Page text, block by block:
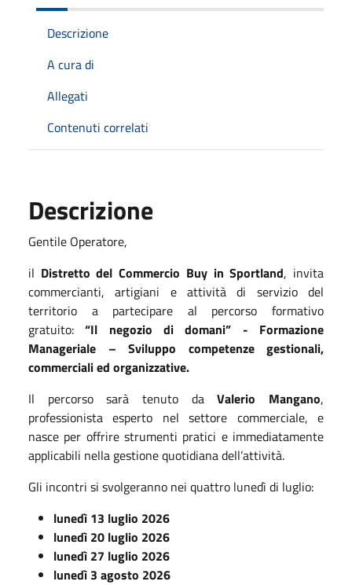
Descrizione
A cura di
Allegati
Contenuti correlati
Descrizione
Gentile Operatore,
il Distretto del Commercio Buy in Sportland, invita
commercianti, artigiani e attività di servizio del
territorio a partecipare al percorso formativo
gratuito:“Il negozio di domani” - Formazione
Manageriale – Sviluppo competenze gestionali,
commerciali ed organizzative.
Il percorso sarà tenuto daValerio Mangano,
professionista esperto nel settore commerciale, e
nasce per offrire strumenti pratici e immediatamente
applicabili nella gestione quotidiana dell’attività.
Gli incontri si svolgeranno nei quattro lunedì di luglio:
lunedì 13 luglio 2026
lunedì 20 luglio 2026
lunedì 27 luglio 2026
lunedì 3 agosto 2026